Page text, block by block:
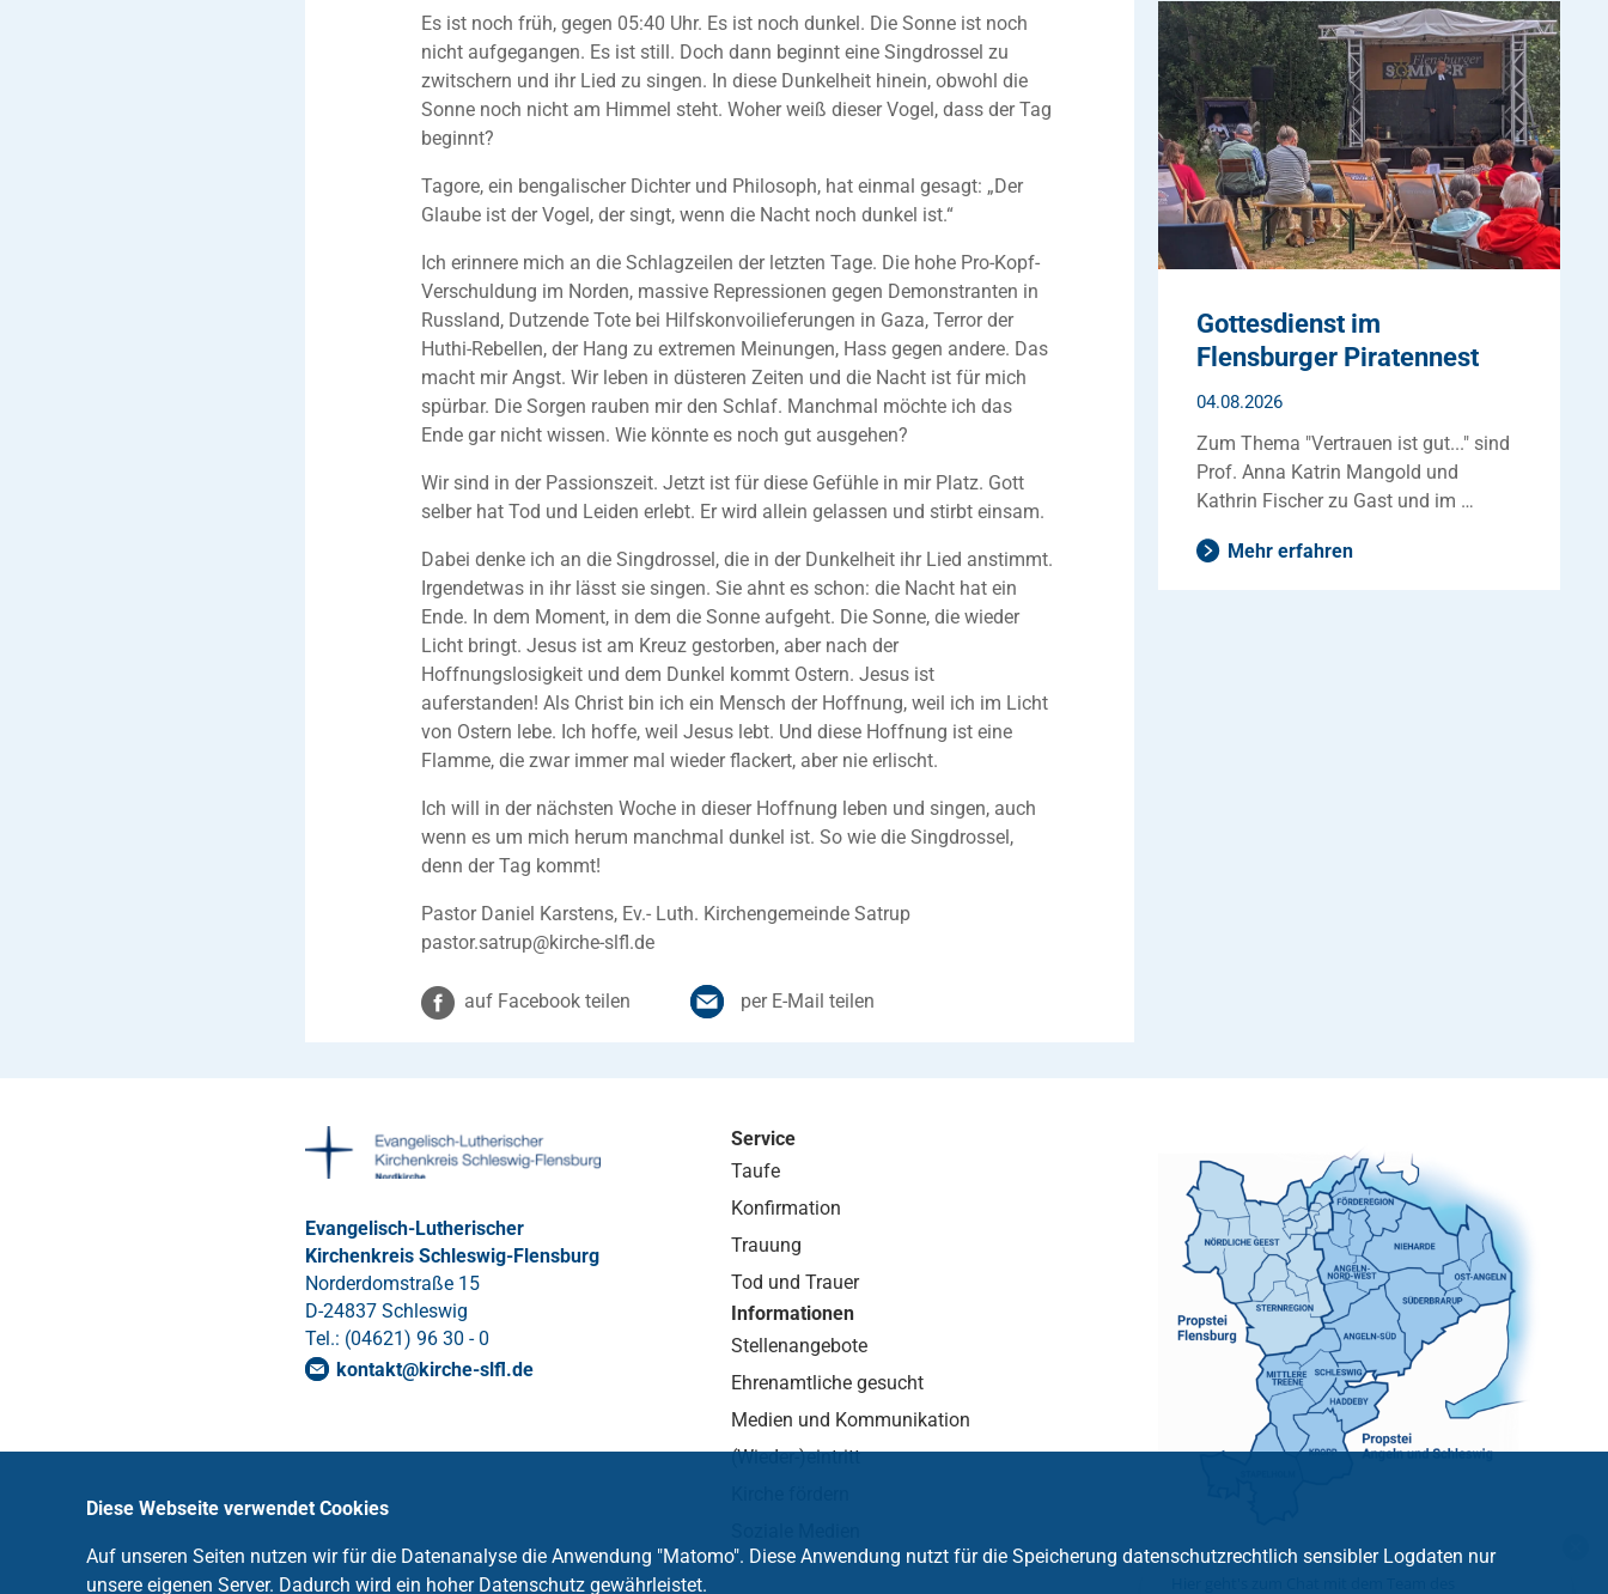
Es ist noch früh, gegen 05:40 Uhr. Es ist noch dunkel. Die Sonne ist noch
nicht aufgegangen. Es ist still. Doch dann beginnt eine Singdrossel zu
zwitschern und ihr Lied zu singen. In diese Dunkelheit hinein, obwohl die
Sonne noch nicht am Himmel steht. Woher weiß dieser Vogel, dass der Tag
beginnt?
Tagore, ein bengalischer Dichter und Philosoph, hat einmal gesagt: „Der
Glaube ist der Vogel, der singt, wenn die Nacht noch dunkel ist.“
Ich erinnere mich an die Schlagzeilen der letzten Tage. Die hohe Pro-Kopf-
Verschuldung im Norden, massive Repressionen gegen Demonstranten in
Russland, Dutzende Tote bei Hilfskonvoilieferungen in Gaza, Terror der
Huthi-Rebellen, der Hang zu extremen Meinungen, Hass gegen andere. Das
macht mir Angst. Wir leben in düsteren Zeiten und die Nacht ist für mich
spürbar. Die Sorgen rauben mir den Schlaf. Manchmal möchte ich das
Ende gar nicht wissen. Wie könnte es noch gut ausgehen?
Wir sind in der Passionszeit. Jetzt ist für diese Gefühle in mir Platz. Gott
selber hat Tod und Leiden erlebt. Er wird allein gelassen und stirbt einsam.
Dabei denke ich an die Singdrossel, die in der Dunkelheit ihr Lied anstimmt.
Irgendetwas in ihr lässt sie singen. Sie ahnt es schon: die Nacht hat ein
Ende. In dem Moment, in dem die Sonne aufgeht. Die Sonne, die wieder
Licht bringt. Jesus ist am Kreuz gestorben, aber nach der
Hoffnungslosigkeit und dem Dunkel kommt Ostern. Jesus ist
auferstanden! Als Christ bin ich ein Mensch der Hoffnung, weil ich im Licht
von Ostern lebe. Ich hoffe, weil Jesus lebt. Und diese Hoffnung ist eine
Flamme, die zwar immer mal wieder flackert, aber nie erlischt.
Ich will in der nächsten Woche in dieser Hoffnung leben und singen, auch
wenn es um mich herum manchmal dunkel ist. So wie die Singdrossel,
denn der Tag kommt!
Pastor Daniel Karstens, Ev.- Luth. Kirchengemeinde Satrup
pastor.satrup@kirche-slfl.de
auf Facebook teilen per E-Mail teilen
Gottesdienst im
Flensburger Piratennest
04.08.2026
Zum Thema "Vertrauen ist gut..." sind
Prof. Anna Katrin Mangold und
Kathrin Fischer zu Gast und im …
Mehr erfahren
Evangelisch-Lutherischer
Kirchenkreis Schleswig-Flensburg
Norderdomstraße 15
D-24837 Schleswig
Tel.: (04621) 96 30 - 0
kontakt@kirche-slfl.de
Service
Taufe
Konfirmation
Trauung
Tod und Trauer
Informationen
Stellenangebote
Ehrenamtliche gesucht
Medien und Kommunikation
(Wieder-)eintritt
Diese Webseite verwendet Cookies
Auf unseren Seiten nutzen wir für die Datenanalyse die Anwendung "Matomo". Diese Anwendung nutzt für die Speicherung datenschutzrechtlich sensibler Logdaten nur
unsere eigenen Server. Dadurch wird ein hoher Datenschutz gewährleistet.